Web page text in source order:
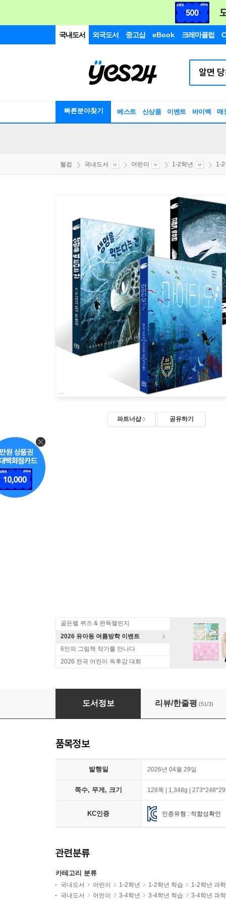
국내도서 외국도서 중고샵 eBook 크레마클럽
빠른분야찾기 베스트 신상품 이벤트 바이백 매
웰컴 국내도서 어린이 1-2학년 1-
파트너샵 공유하기
골든벨 퀴즈 & 완독챌린지
2026 유아동 여름방학 이벤트
6인의 그림책 작가를 만나다
2026 전국 어린이 독후감 대회
환경 그림책 고래와 펭귄 3권 세트
도서정보 리뷰/한줄평 (51/3)
품목정보
발행일 2026년 04월 29일
쪽수, 무게, 크기 128쪽 | 1,348g |
KC인증 인증유형 : 적합성확인
관련분류
카테고리 분류
국내도서 어린이 1-2학년 1-2학년 학습
1-2학년 과
국내도서
어린이 3-4학년 3-4학년 학습
3-4학년 과